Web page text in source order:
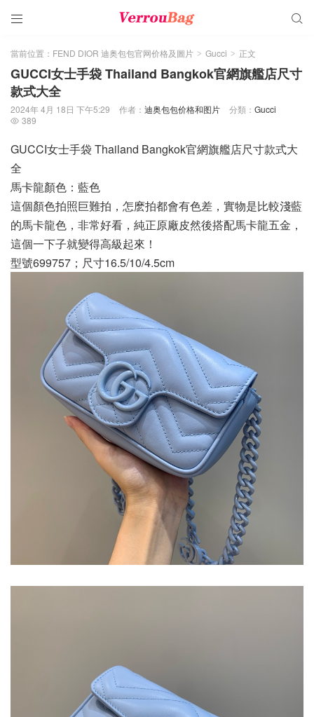
 
當前位置： FEND DIOR 迪奥包包官网价格及圖片 > Gucci > 正文
GUCCI女士手袋 Thailand Bangkok官網旗艦店尺寸
款式大全
2024年 4月 18日 下午5:29 作者： 迪奥包包价格和图片 分類： Gucci
 389
GUCCI女士手袋 Thailand Bangkok官網旗艦店尺寸款式大
全
馬卡龍顏色：藍色
這個顏色拍照巨難拍，怎麽拍都會有色差，實物是比較淺藍
的馬卡龍色，非常好看，純正原廠皮然後搭配馬卡龍五金，
這個一下子就變得高級起來！
型號699757；尺寸16.5/10/4.5cm